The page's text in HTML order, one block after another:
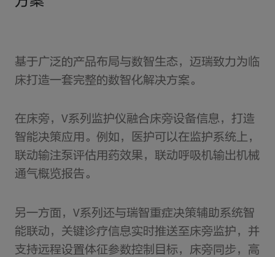
基于广泛的产品布局与数智生态，迈瑞致力为临
床打造一套完整的数智化解决方案。
在床旁，V系列监护仪融合床旁设备信息，打造
智能决策应用。例如，医护可以在监护系统上，
联动输注泵评估用药效果，联动呼吸机输出机械
通气概览报告。
另一方面，V系列还与瑞智重症决策辅助系统智
能联动，关键诊疗信息实时推送至床旁监护，并
支持远程设置体征参数控制目标，床旁同步，高